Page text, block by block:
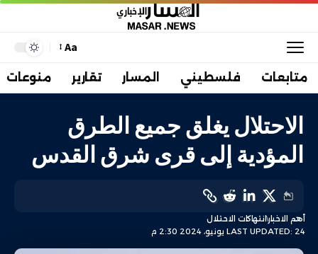
Aa
متابعات فلسطيني المسار تقارير منوعات
الاحتلال يغلق جميع الطرق
المؤدية إلى قرى شرق القدس
LAST UPDATED: 24 يونيو، 2024 2:30 م
أهم الاخبارانتهاكات الاحتلال